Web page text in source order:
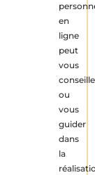
en
ligne
peut
vous
ou
vous
guider
dans
la